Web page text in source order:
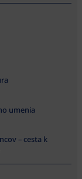
umenia
– cesta k